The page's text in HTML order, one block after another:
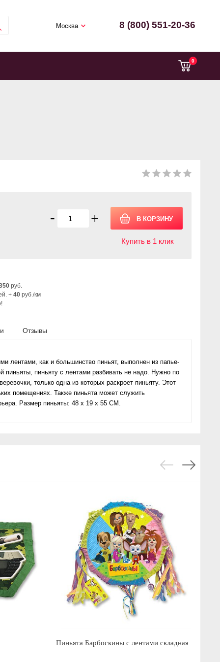
Москва 8 (800) 551-20-36
0
- +
Купить в 1 клик
руб.
+ 40 руб./км
Отзывы
лентами, как и большинство пиньят, выполнен из папье-
пиньяты, пиньяту с лентами разбивать не надо. Нужно по
только одна из которых раскроет пиньяту. Этот
помещениях. Также пиньята может служить
Размер пиньяты: 48 х 19 х 55 СМ.
Пиньята Барбоскины с лентами складная